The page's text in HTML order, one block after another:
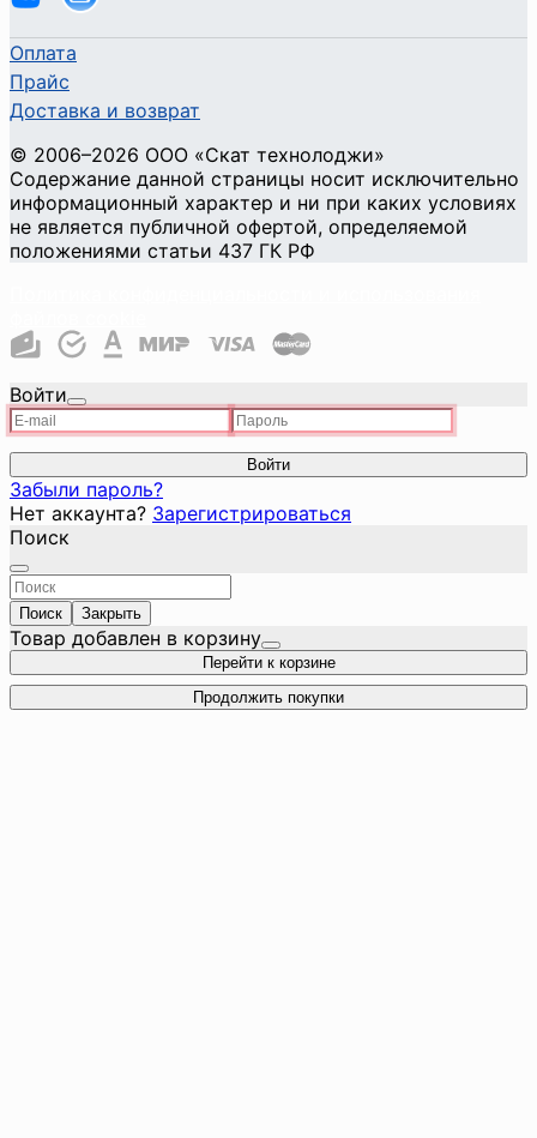
Оплата
Прайс
Доставка и возврат
© 2006–2026 ООО «Скат технолоджи»
Содержание данной страницы носит исключительно
информационный характер и ни при каких условиях
не является публичной офертой, определяемой
положениями статьи 437 ГК РФ
Войти
Войти
Забыли пароль?
Нет аккаунта? Зарегистрироваться
Поиск
Поиск Закрыть
Товар добавлен в корзину
Перейти к корзине
Продолжить покупки